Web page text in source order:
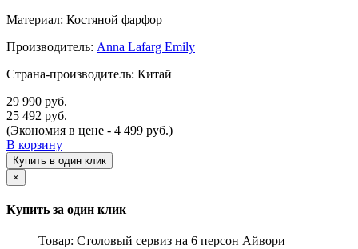
Материал: Костяной фарфор
Производитель: Anna Lafarg Emily
Страна-производитель: Китай
29 990 руб.
25 492 руб.
(Экономия в цене - 4 499 руб.)
В корзину
Купить в один клик
×
Купить за один клик
Товар: Столовый сервиз на 6 персон Айвори